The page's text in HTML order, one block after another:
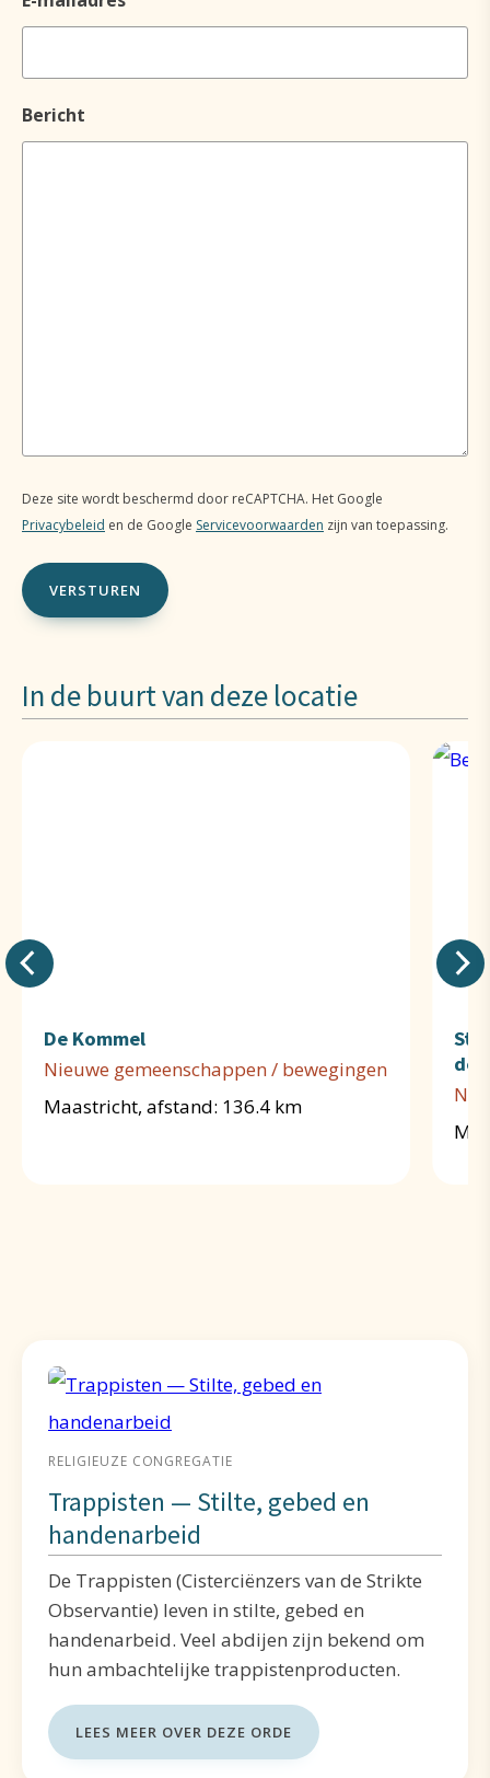
Bericht
Deze site wordt beschermd door reCAPTCHA. Het Google
Privacybeleid en de Google Servicevoorwaarden zijn van toepassing.
In de buurt van deze locatie
De Kommel
Nieuwe gemeenschappen / bewegingen
Maastricht, afstand: 136.4 km
de
RELIGIEUZE CONGREGATIE
Trappisten — Stilte, gebed en
handenarbeid
De Trappisten (Cisterciënzers van de Strikte
Observantie) leven in stilte, gebed en
handenarbeid. Veel abdijen zijn bekend om
hun ambachtelijke trappistenproducten.
LEES MEER OVER DEZE ORDE